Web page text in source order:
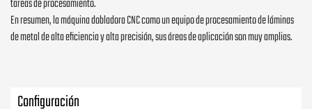
tareas de procesamiento.
En resumen, la máquina dobladora CNC como un equipo de procesamiento de láminas
de metal de alta eficiencia y alta precisión, sus áreas de aplicación son muy amplias.
Configuración